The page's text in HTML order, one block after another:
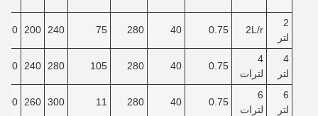
2
لتر
2L/r
0.75
40
280
75
240
200
150
4
لتر
4
لترات
0.75
40
280
105
280
240
180
6
لتر
6
لترات
0.75
40
280
11
300
260
200